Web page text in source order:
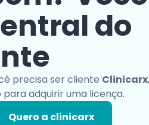
do
precisa ser cliente Clinicarx
adquirir uma licença.
Quero a clinicarx